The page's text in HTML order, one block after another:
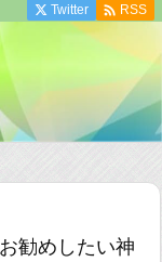
Twitter  RSS
勧めしたい神